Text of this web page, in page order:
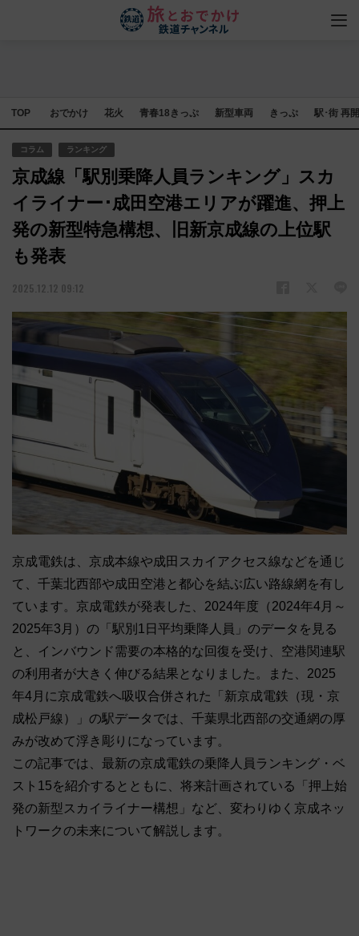
TOP おでかけ 花火 青春18きっぷ 新型車両 きっぷ 駅･街 再
コラム ランキング
京成線「駅別乗降人員ランキング」スカ
イライナー･成田空港エリアが躍進、押上
発の新型特急構想、旧新京成線の上位駅
も発表
2025.12.12 09:12
京成電鉄は、京成本線や成田スカイアクセス線などを通じ
て、千葉北西部や成田空港と都心を結ぶ広い路線網を有し
ています。京成電鉄が発表した、2024年度（2024年4月～
2025年3月）の「駅別1日平均乗降人員」のデータを見る
と、インバウンド需要の本格的な回復を受け、空港関連駅
の利用者が大きく伸びる結果となりました。また、2025
年4月に京成電鉄へ吸収合併された「新京成電鉄（現・京
成松戸線）」の駅データでは、千葉県北西部の交通網の厚
みが改めて浮き彫りになっています。
この記事では、最新の京成電鉄の乗降人員ランキング・ベ
スト15を紹介するとともに、将来計画されている「押上始
発の新型スカイライナー構想」など、変わりゆく京成ネッ
トワークの未来について解説します。